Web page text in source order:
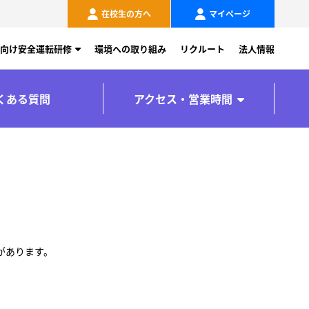
在校生の方へ マイページ
け安全運転研修 環境への取り組み リクルート 法人情報
ある質問 アクセス・営業時間
ります。